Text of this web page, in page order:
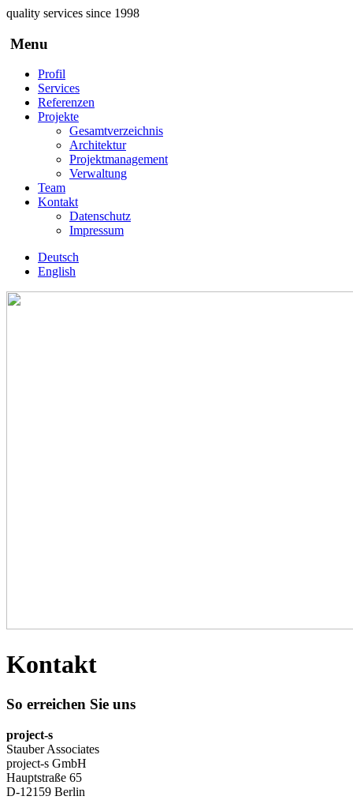
Direkt zum Inhalt
quality services since 1998
Menu
Profil
Services
Referenzen
Projekte
Gesamtverzeichnis
Architektur
Projektmanagement
Verwaltung
Team
Kontakt
Datenschutz
Impressum
Deutsch
English
Kontakt
So erreichen Sie uns
project-s
Stauber Associates
project-s GmbH
Hauptstraße 65
D-12159 Berlin